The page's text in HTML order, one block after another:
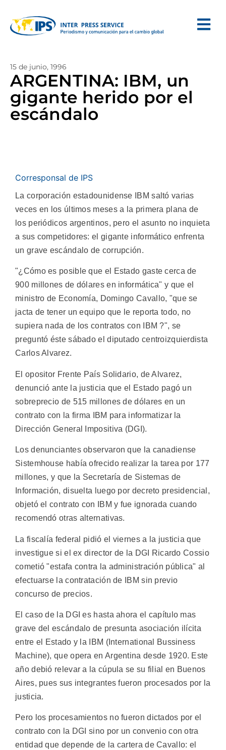
15 de junio, 1996
ARGENTINA: IBM, un
gigante herido por el
escándalo
Corresponsal de IPS
La corporación estadounidense IBM saltó varias
veces en los últimos meses a la primera plana de
los periódicos argentinos, pero el asunto no inquieta
a sus competidores: el gigante informático enfrenta
un grave escándalo de corrupción.
"¿Cómo es posible que el Estado gaste cerca de
900 millones de dólares en informática" y que el
ministro de Economía, Domingo Cavallo, "que se
jacta de tener un equipo que le reporta todo, no
supiera nada de los contratos con IBM ?", se
preguntó éste sábado el diputado centroizquierdista
Carlos Alvarez.
El opositor Frente País Solidario, de Alvarez,
denunció ante la justicia que el Estado pagó un
sobreprecio de 515 millones de dólares en un
contrato con la firma IBM para informatizar la
Dirección General Impositiva (DGI).
Los denunciantes observaron que la canadiense
Sistemhouse había ofrecido realizar la tarea por 177
millones, y que la Secretaría de Sistemas de
Información, disuelta luego por decreto presidencial,
objetó el contrato con IBM y fue ignorada cuando
recomendó otras alternativas.
La fiscalía federal pidió el viernes a la justicia que
investigue si el ex director de la DGI Ricardo Cossio
cometió "estafa contra la administración pública" al
efectuarse la contratación de IBM sin previo
concurso de precios.
El caso de la DGI es hasta ahora el capítulo mas
grave del escándalo de presunta asociación ilícita
entre el Estado y la IBM (International Bussiness
Machine), que opera en Argentina desde 1920. Este
año debió relevar a la cúpula se su filial en Buenos
Aires, pues sus integrantes fueron procesados por la
justicia.
Pero los procesamientos no fueron dictados por el
contrato con la DGI sino por un convenio con otra
entidad que depende de la cartera de Cavallo: el